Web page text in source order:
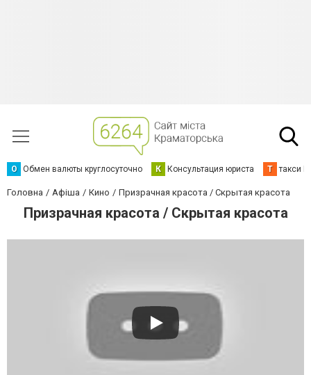
О Обмен валюты круглосуточно К Консультация юриста Т такси
Головна Афіша Кино Призрачная красота / Скрытая красота
Призрачная красота / Скрытая красота